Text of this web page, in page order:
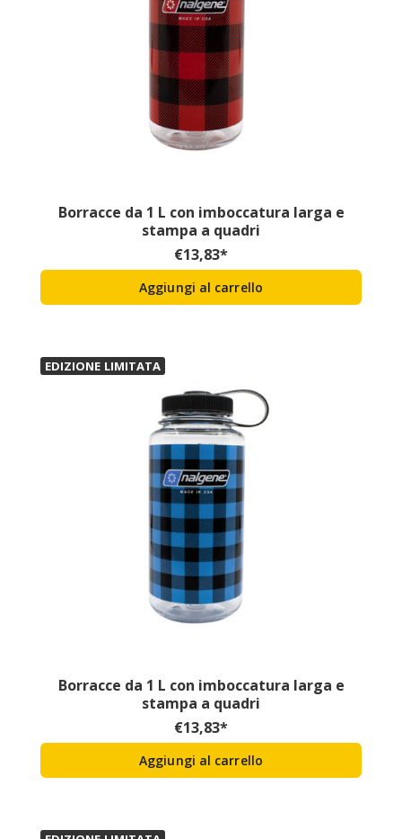
Borracce da 1 L con imboccatura larga e
stampa a quadri
€13,83*
Aggiungi al carrello
EDIZIONE LIMITATA
Borracce da 1 L con imboccatura larga e
stampa a quadri
€13,83*
Aggiungi al carrello